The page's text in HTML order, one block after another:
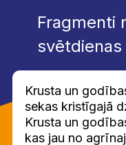
Krusta un
sekas kristīgajā
Krusta un
kas jau no
Fragmenti